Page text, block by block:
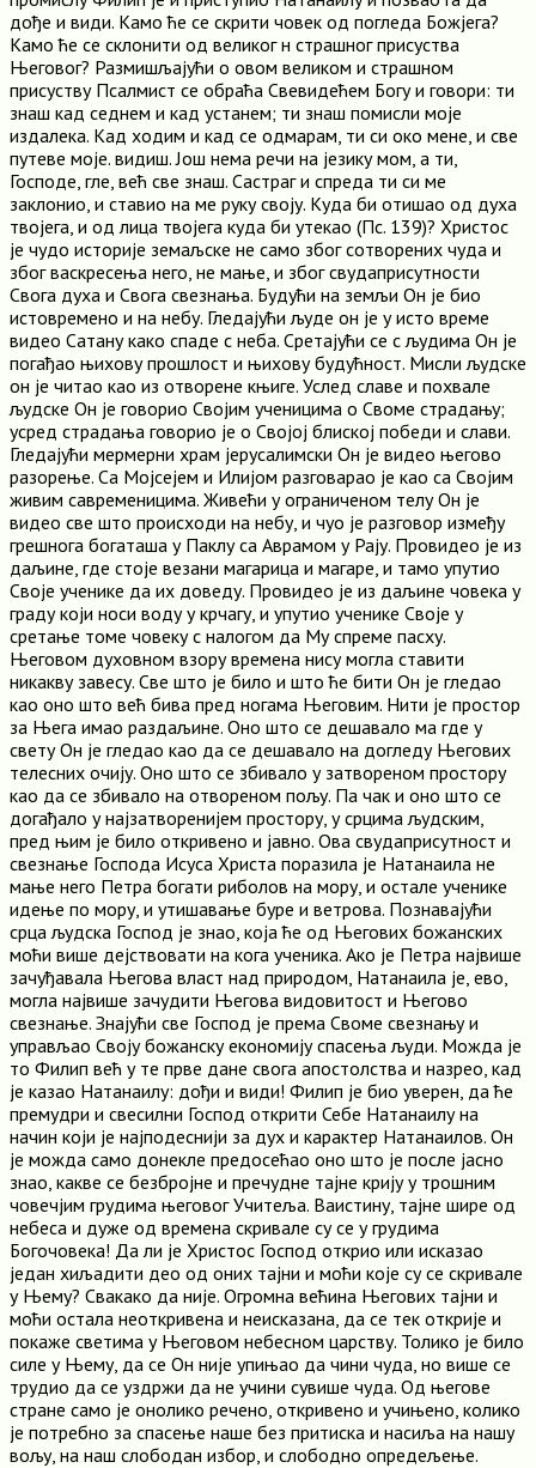
дође и види. Камо ће се скрити човек од погледа Божјега?
Камо ће се склонити од великог н страшног присуства
Његовог? Размишљајући о овом великом и страшном
присуству Псалмист се обраћа Свевидећем Богу и говори: ти
знаш кад седнем и кад устанем; ти знаш помисли моје
издалека. Кад ходим и кад се одмарам, ти си око мене, и све
путеве моје. видиш. Још нема речи на језику мом, а ти,
Господе, гле, већ све знаш. Састраг и спреда ти си ме
заклонио, и ставио на ме руку своју. Куда би отишао од духа
твојега, и од лица твојега куда би утекао (Пс. 139)? Христос
је чудо историје земаљске не само због сотворених чуда и
због васкресења него, не мање, и због свудаприсутности
Свога духа и Свога свезнања. Будући на земљи Он је био
истовремено и на небу. Гледајући људе он је у исто време
видео Сатану како спаде с неба. Сретајући се с људима Он је
погађао њихову прошлост и њихову будућност. Мисли људске
он је читао као из отворене књиге. Услед славе и похвале
људске Он је говорио Својим ученицима о Своме страдању;
усред страдања говорио је о Својој блиској победи и слави.
Гледајући мермерни храм јерусалимски Он је видео његово
разорење. Са Мојсејем и Илијом разговарао је као са Својим
живим савременицима. Живећи у ограниченом телу Он је
видео све што происходи на небу, и чуо је разговор између
грешнога богаташа у Паклу са Аврамом у Рају. Провидео је из
даљине, где стоје везани магарица и магаре, и тамо упутио
Своје ученике да их доведу. Провидео је из даљине човека у
граду који носи воду у крчагу, и упутио ученике Своје у
сретање томе човеку с налогом да Му спреме пасху.
Његовом духовном взору времена нису могла ставити
никакву завесу. Све што је било и што ће бити Он је гледао
као оно што већ бива пред ногама Његовим. Нити је простор
за Њега имао раздаљине. Оно што се дешавало ма где у
свету Он је гледао као да се дешавало на догледу Његових
телесних очију. Оно што се збивало у затвореном простору
као да се збивало на отвореном пољу. Па чак и оно што се
догађало у најзатворенијем простору, у срцима људским,
пред њим је било откривено и јавно. Ова свудаприсутност и
свезнање Господа Исуса Христа поразила је Натанаила не
мање него Петра богати риболов на мору, и остале ученике
идење по мору, и утишавање буре и ветрова. Познавајући
срца људска Господ је знао, која ће од Његових божанских
моћи више дејствовати на кога ученика. Ако је Петра највише
зачуђавала Његова власт над природом, Натанаила је, ево,
могла највише зачудити Његова видовитост и Његово
свезнање. Знајући све Господ је према Своме свезнању и
управљао Своју божанску економију спасења људи. Можда је
то Филип већ у те прве дане свога апостолства и назрео, кад
је казао Натанаилу: дођи и види! Филип је био уверен, да ће
премудри и свесилни Господ открити Себе Натанаилу на
начин који је најподеснији за дух и карактер Натанаилов. Он
је можда само донекле предосећао оно што је после јасно
знао, какве се безбројне и пречудне тајне крију у трошним
човечјим грудима његовог Учитеља. Ваистину, тајне шире од
небеса и дуже од времена скривале су се у грудима
Богочовека! Да ли је Христос Господ открио или исказао
један хиљадити део од оних тајни и моћи које су се скривале
у Њему? Свакако да није. Огромна већина Његових тајни и
моћи остала неоткривена и неисказана, да се тек открије и
покаже светима у Његовом небесном царству. Толико је било
силе у Њему, да се Он није упињао да чини чуда, но више се
трудио да се уздржи да не учини сувише чуда. Од његове
стране само је онолико речено, откривено и учињено, колико
је потребно за спасење наше без притиска и насиља на нашу
вољу, на наш слободан избор, и слободно опредељење.